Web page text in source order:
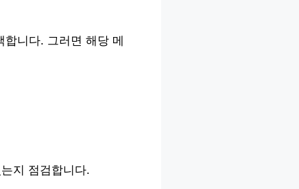
합니다. 그러면 해당 메
지 점검합니다.